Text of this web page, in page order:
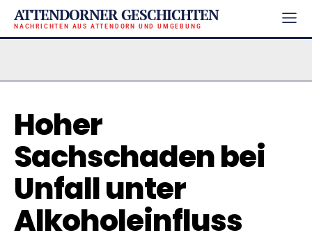
ATTENDORNER GESCHICHTEN
NACHRICHTEN AUS ATTENDORN UND UMGEBUNG
Hoher
Sachschaden bei
Unfall unter
Alkoholeinfluss